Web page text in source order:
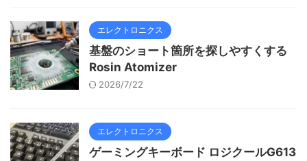
エレクトロニクス
基盤のショート箇所を探しやすくする
Rosin Atomizer
2026/7/22
エレクトロニクス
ゲーミングキーボード ロジクールG613